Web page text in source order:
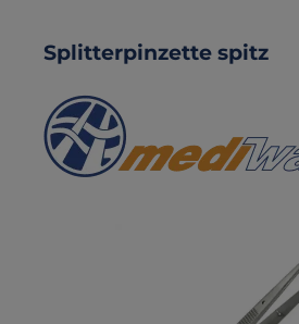
Splitterpinzette spitz